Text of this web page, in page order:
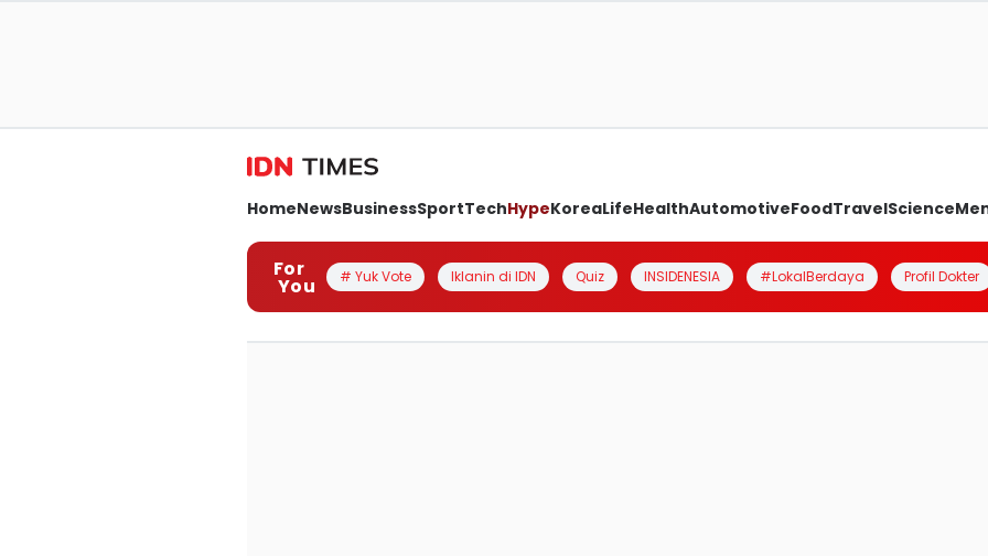
HomeNewsBusinessSportTechHypeKoreaLifeHealthAutomotiveFoodTravelScience
For
You # Yuk Vote Iklanin di IDN Quiz INSIDENESIA #LokalBerdaya Profil Dokter